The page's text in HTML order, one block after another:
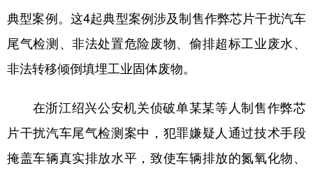
文化 书画 健康 军事
食品 人居 信息化 数字经济
学术中国 乡村振兴 银龄 溯源中国
典型案例。这4起典型案例涉及制售作弊芯片干扰汽车
尾气检测、非法处置危险废物、偷排超标工业废水、
非法转移倾倒填埋工业固体废物。
在浙江绍兴公安机关侦破单某某等人制售作弊芯
片干扰汽车尾气检测案中，犯罪嫌疑人通过技术手段
掩盖车辆真实排放水平，致使车辆排放的氮氧化物、